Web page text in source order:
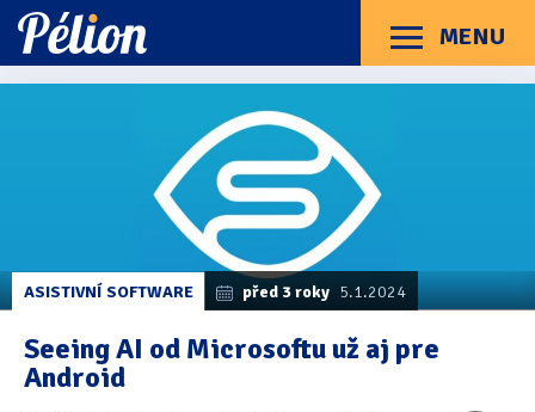
Přejít
na
štítky
Přejít
na
kategorie
Přejít
na
obsah
MENU
Menu
Braillské řádky(31)
Lupy (8)
Mobilní zařízení
ASISTIVNÍ SOFTWARE před 3 roky 5.1.2024
Seeing AI od Microsoftu už aj pre
Android